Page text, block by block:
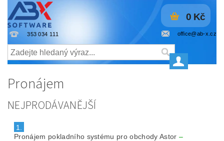
353 034 111 office@ab-x.cz
0 Kč
Pronájem
NEJPRODÁVANĚJŠÍ
1.
Pronájem pokladního systému pro obchody Astor –